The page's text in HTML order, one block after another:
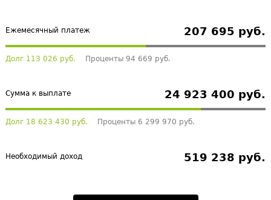
Ежемесячный платеж 207 695 руб.
Долг 113 026 руб. Проценты 94 669 руб.
Сумма к выплате 24 923 400 руб.
Долг 18 623 430 руб. Проценты 6 299 970 руб.
Необходимый доход 519 238 руб.